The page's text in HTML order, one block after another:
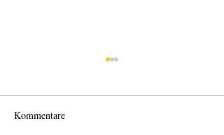
Kommentare